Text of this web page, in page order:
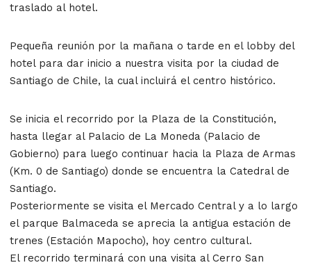
traslado al hotel.
Pequeña reunión por la mañana o tarde en el lobby del
hotel para dar inicio a nuestra visita por la ciudad de
Santiago de Chile, la cual incluirá el centro histórico.
Se inicia el recorrido por la Plaza de la Constitución,
hasta llegar al Palacio de La Moneda (Palacio de
Gobierno) para luego continuar hacia la Plaza de Armas
(Km. 0 de Santiago) donde se encuentra la Catedral de
Santiago.
Posteriormente se visita el Mercado Central y a lo largo
el parque Balmaceda se aprecia la antigua estación de
trenes (Estación Mapocho), hoy centro cultural.
El recorrido terminará con una visita al Cerro San